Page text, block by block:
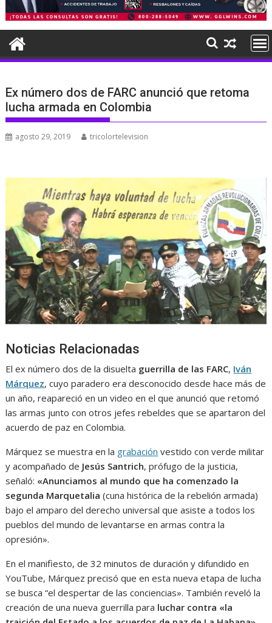
Ex número dos de FARC anunció que retoma
lucha armada en Colombia
agosto 29, 2019 tricolortelevision
Noticias Relacionadas
El ex número dos de la disuelta guerrilla de las FARC, Iván
Márquez, cuyo paradero era desconocido desde hace más de
un año, reapareció en un video en el que anunció que retomó
las armas junto con otros jefes rebeldes que se apartaron del
acuerdo de paz en Colombia.
Márquez se muestra en la grabación vestido con verde militar
y acompañado de Jesús Santrich, prófugo de la justicia,
señaló: «Anunciamos al mundo que ha comenzado la
segunda Marquetalia (cuna histórica de la rebelión armada)
bajo el amparo del derecho universal que asiste a todos los
pueblos del mundo de levantarse en armas contra la
opresión».
En el manifiesto, de 32 minutos de duración y difundido en
YouTube, Márquez precisó que en esta nueva etapa de lucha
se busca “el despertar de las conciencias». También reveló la
creación de una nueva guerrilla para luchar contra «la